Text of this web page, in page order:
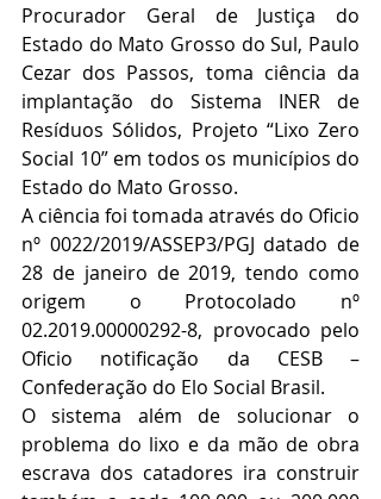
Procurador Geral de Justiça do
Estado do Mato Grosso do Sul, Paulo
Cezar dos Passos, toma ciência da
implantação do Sistema INER de
Resíduos Sólidos, Projeto “Lixo Zero
Social 10” em todos os municípios do
Estado do Mato Grosso.
A ciência foi tomada através do Oficio
nº 0022/2019/ASSEP3/PGJ datado de
28 de janeiro de 2019, tendo como
origem o Protocolado nº
02.2019.00000292-8, provocado pelo
Oficio notificação da CESB –
Confederação do Elo Social Brasil.
O sistema além de solucionar o
problema do lixo e da mão de obra
escrava dos catadores ira construir